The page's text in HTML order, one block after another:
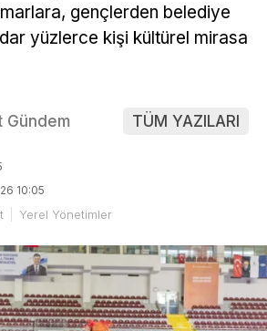
gençlerden belediye
yüzlerce kişi kültürel mirasa
Gündem TÜM YAZILARI
10:05
Yerel Yönetimler